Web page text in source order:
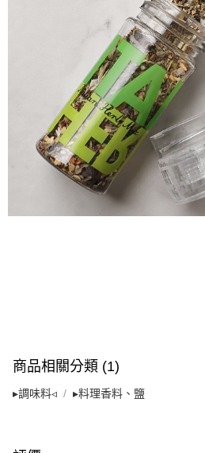
時審查核予不同之上限額度；若仍有額度不
請求用戶進行身份認證。
５．嚴禁一人註冊多個帳號或使用他人資訊
恩沛科技股份有限公司將有權停止該用戶之
商品相關分類 (1)
▸調味料◃ ▸料理香料、鹽